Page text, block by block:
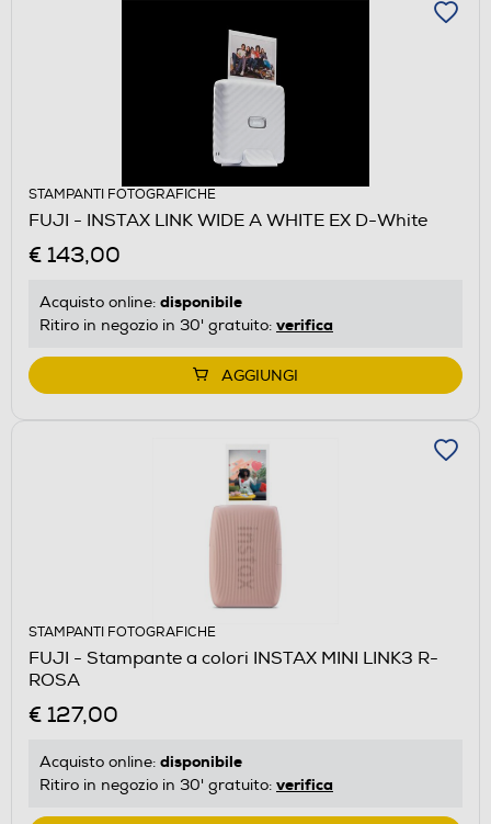
STAMPANTI FOTOGRAFICHE
FUJI - INSTAX LINK WIDE A WHITE EX D-White
€ 143,00
Acquisto online: disponibile
Ritiro in negozio in 30' gratuito: verifica
AGGIUNGI
STAMPANTI FOTOGRAFICHE
FUJI - Stampante a colori INSTAX MINI LINK3 R-
ROSA
€ 127,00
Acquisto online: disponibile
Ritiro in negozio in 30' gratuito: verifica